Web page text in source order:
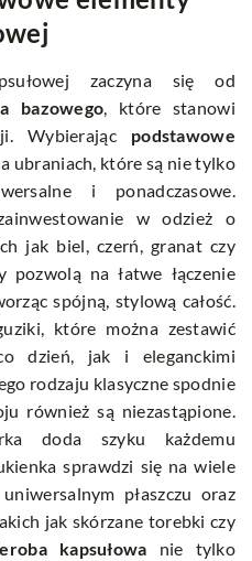
zaczyna się od
bazowego, które stanowi
Wybierając podstawowe
ubraniach, które są nie tylko
i ponadczasowe.
w odzież o
jak biel, czerń, granat czy
pozwolą na łatwe łączenie
spójną, stylową całość.
które można zestawić
dzień, jak i eleganckimi
rodzaju klasyczne spodnie
również są niezastąpione.
doda szyku każdemu
sprawdzi się na wiele
płaszczu oraz
jak skórzane torebki czy
kapsułowa nie tylko